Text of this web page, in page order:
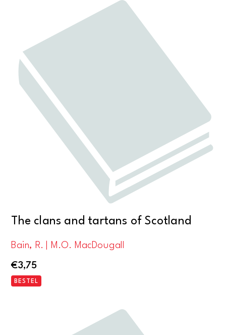
The clans and tartans of Scotland
Bain, R. | M.O. MacDougall
€3,75
BESTEL